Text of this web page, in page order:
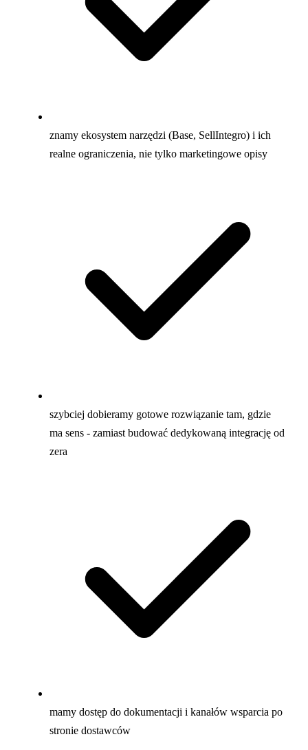
znamy ekosystem narzędzi (Base, SellIntegro) i ich
realne ograniczenia, nie tylko marketingowe opisy
szybciej dobieramy gotowe rozwiązanie tam, gdzie
ma sens - zamiast budować dedykowaną integrację od
zera
mamy dostęp do dokumentacji i kanałów wsparcia po
stronie dostawców